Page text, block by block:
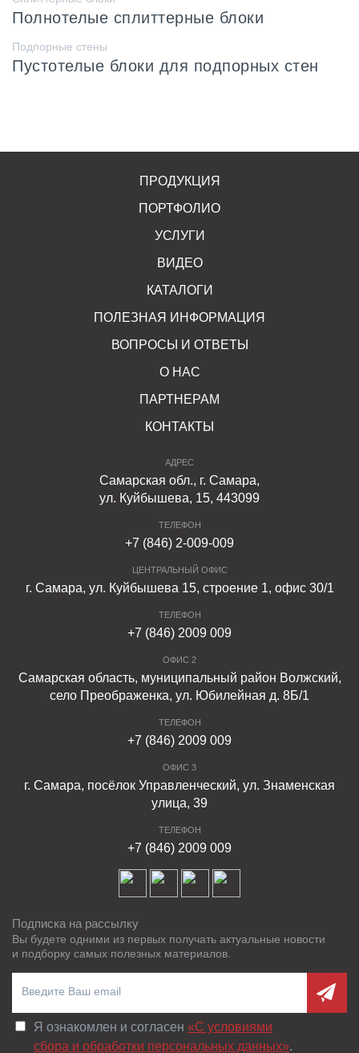
Полнотелые сплиттерные блоки
Подпорные стены
Пустотелые блоки для подпорных стен
ПРОДУКЦИЯ
ПОРТФОЛИО
УСЛУГИ
ВИДЕО
КАТАЛОГИ
ПОЛЕЗНАЯ ИНФОРМАЦИЯ
ВОПРОСЫ И ОТВЕТЫ
О НАС
ПАРТНЕРАМ
КОНТАКТЫ
АДРЕС
Самарская обл., г. Самара,
ул. Куйбышева, 15, 443099
ТЕЛЕФОН
+7 (846) 2-009-009
ЦЕНТРАЛЬНЫЙ ОФИС
г. Самара, ул. Куйбышева 15, строение 1, офис 30/1
ТЕЛЕФОН
+7 (846) 2009 009
ОФИС 2
Самарская область, муниципальный район Волжский,
село Преображенка, ул. Юбилейная д. 8Б/1
ТЕЛЕФОН
+7 (846) 2009 009
ОФИС 3
г. Самара, посёлок Управленческий, ул. Знаменская
улица, 39
ТЕЛЕФОН
+7 (846) 2009 009
Подписка на рассылку
Вы будете одними из первых получать актуальные новости
и подборку самых полезных материалов.
Я ознакомлен и согласен «C условиями
сбора и обработки персональных данных».